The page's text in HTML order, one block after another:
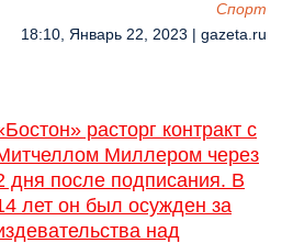
Спорт
18:10, Январь 22, 2023 | gazeta.ru
расторг контракт с
Миллером через
дня после подписания. В
лет он был осужден за
над